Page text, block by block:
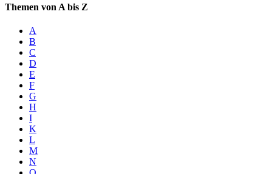
Themen von A bis Z
A
B
C
D
E
F
G
H
I
K
L
M
N